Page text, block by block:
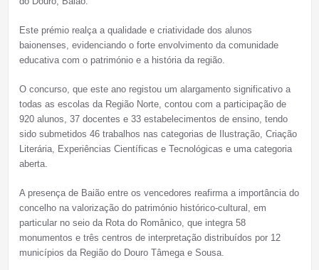
Este prémio realça a qualidade e criatividade dos alunos
baionenses, evidenciando o forte envolvimento da comunidade
educativa com o património e a história da região.
O concurso, que este ano registou um alargamento significativo a
todas as escolas da Região Norte, contou com a participação de
920 alunos, 37 docentes e 33 estabelecimentos de ensino, tendo
sido submetidos 46 trabalhos nas categorias de Ilustração, Criação
Literária, Experiências Científicas e Tecnológicas e uma categoria
aberta.
A presença de Baião entre os vencedores reafirma a importância do
concelho na valorização do património histórico-cultural, em
particular no seio da Rota do Românico, que integra 58
monumentos e três centros de interpretação distribuídos por 12
municípios da Região do Douro Tâmega e Sousa.